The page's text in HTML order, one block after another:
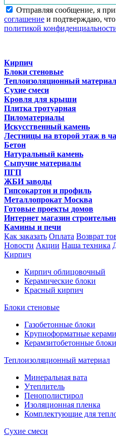
Отправляя сообщение, я
соглашение и подтверждаю, что
политикой
Кирпич
Блоки стеновые
Теплоизоляционный материал
Сухие смеси
Кровля для крыши
Плитка тротуарная
Пиломатериалы
Искусственный камень
Лестницы на второй этаж в
Бетон
Натуральный камень
Сыпучие материалы
ПГП
ЖБИ заводы
Гипсокартон и профиль
Металлопрокат Москва
Готовые проекты домов
Интернет магазин
Камины и печи
Как заказать Оплата Возврат
Новости Акции Наша техника
Кирпич
Кирпич облицовочный
Керамические блоки
Красный кирпич
Блоки стеновые
Газобетонные блоки
Крупноформатные
Керамзитобетонные блоки
Теплоизоляционный материал
Минеральная вата
Утеплитель
Пенополистирол
Изоляционная пленка
Комплектующие для
Сухие смеси